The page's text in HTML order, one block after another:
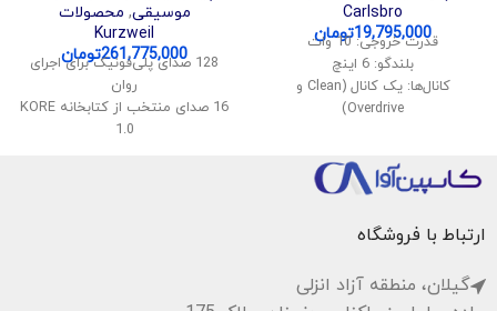
Carlsbro
19,795,000تومانقدرت خروجی: 10 وات
بلندگو: 6 اینچ
کانال‌ها: یک کانال (Clean و
Overdrive)
افکت: Reverb
اندازه: مناسب برای حمل و نقل
موسیقی, محصولات
Kurzweil
261,775,000تومان
128 صدای پلی‌فونیک برای اجرای
روان
16 صدای منتخب از کتابخانه KORE
1.0
ارتباط با فروشگاه
گیلان، منطقه آزاد انزلی